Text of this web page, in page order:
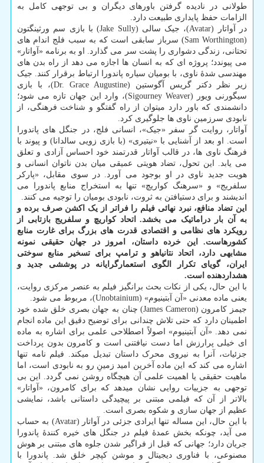
طولانی در نادیده گرفتن باورهای دیگران و بی توجهی کامل به
الزامات حفظ پایداری طبیعت دارد.
در آواتار (Avatar)، جیک سالی (Jake Sully) با بازی سم ورثینگتون
(Sam Worthington) سرباز سابقی است که به سبب فلج اندام های
تحتانی، زندگی دشواری را پشت سر می گذارد. او به برنامه «آواتار»
می پیوندد؛ پروژه ای که به انسان ها اجازه می دهد از راه بدن های
مهندسی شدهٔ ناوی، با بومیان سیاره پاندورا ارتباط برقرار کنند. جیک
زیر نظر دکتر گریس آگوستین (Dr. Grace Augustine)، با بازی
سیگورنی ویور (Sigourney Weaver)، وارد این جهان تازه می شود؛
دانشمندی که باور دارد میتوان از راه گفتگو و شناخت فرهنگی، از
نابودی سرزمین ناوی ها جلوگیری کرد.
آواتار، روایت گر سفر «جیک»، انسانی فلج، در جنگل های پاندورا
است. او بعد از آشنایی با «نیتیری» (با بازی زویی سالدانا) و پیوند با
فرهنگ ناوی ها، در قالب آواتار قدرتمند خود احساس آزادی و تعلق
می یابد. این تحول، تضاد هویتی عمیقی میان بدن ناتوان انسانی و
هویت جدید ناوی در او بوجود می آورد. در سوی مقابل، «پارکر
سلفریج» و «سرهنگ کواریچ» تنها به استخراج منابع پاندورا می
اندیشند و برای دستیافتن به ثروت، نابودی بومیان را توجیه می کنند.
این تضاد منافع، نبرد نهائی فیلم را فراتر از یک اکشن صرف برده و
به آن بار دراماتیک می بخشد. اتحاد کواریچ و سلفریج بازتابی از
رویکرد های نظامی و اقتصادی قدرت های بزرگ برای غارت منابع
کشورهاست. این خرده داستان، امروز در جهان حقیقی نمونه
مشابهی دارد، اتحاد نتانیاهو و ترامپ برای تسخیر منابع سوختی
ایران، گویای تکرار الگوی استعمارگرایانه در پوششی جدید و
هشداردهنده است.
با این حال، یکی از نکات بحث برانگیز فیلم به عنصر مرکزی روایت،
یعنی ماده معدنی «آن آبتینیوم» (Unobtainium)، مربوط می شود.
جیمز کامرون (James Cameron) چنان به جهان بصری خلق شده خود
اطمینان دارد که حتی تلاش چندانی برای توضیح دقیق این ماده انجام
نمی دهد. «آن آبتینیوم» اصولاً اصطلاحی علمی برای اشاره به ماده
ای خیلی پرارزش اما دست نیافتنی است و کامرون بدون پرداخت
جزئیات، آنرا به نیروی محرک داستان تبدیل میکند. فیلم نامه تنها
اشاره می کند که این ماده آخرین امید زمینِ رو به نابودی است، اما
ماهیت حقیقی یا اهمیت علمی آن هیچگاه روشن نمی گردد. این بی
توجهی به جزییات روایی نشان میدهد که برای کامرون، «آواتار»
بالاتر از آن که فیلمی مبتنی بر پیچیدگی داستانی باشد، نمایشی
عظیم از جهان سازی و شکوه بصری است.
با این حال، این مساله تنها ایرادی جزئی در آواتار (Avatar) به حساب
می آید، چونکه بخش عمدهٔ فیلم در جنگل های خیره کنندهٔ پاندورا
جریان دارد؛ جهانی که قبل از فراگیر شدن جلوه های مبتنی بر هوش
مصنوعی، با فناوری دیجیتال و موشن کپچر خلق شد. پاندورا با